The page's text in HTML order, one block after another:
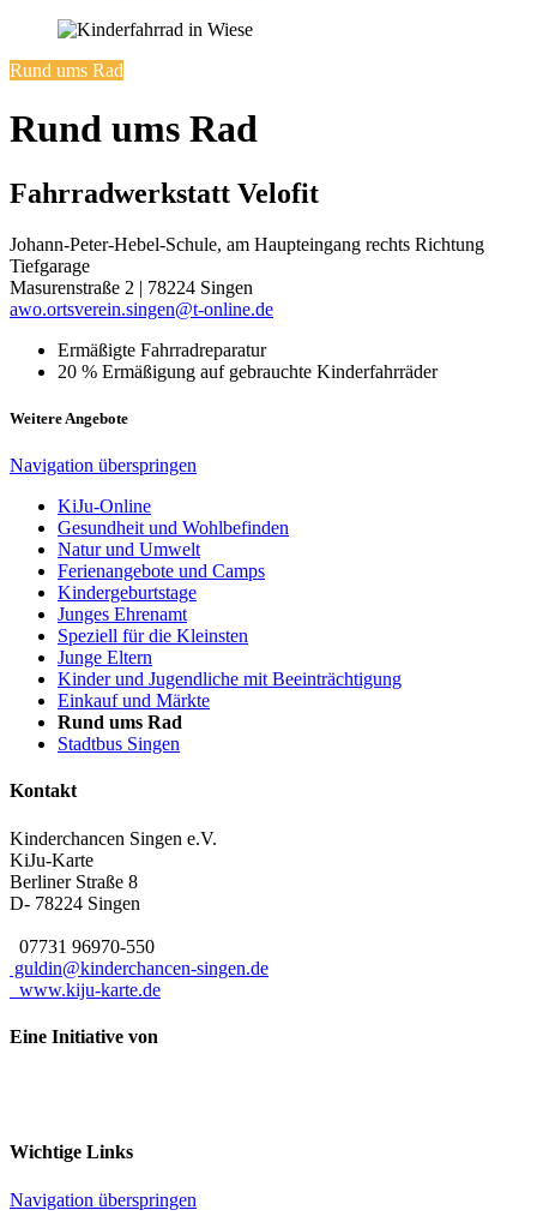
Rund ums Rad
Rund ums Rad
Fahrradwerkstatt Velofit
Johann-Peter-Hebel-Schule, am Haupteingang rechts Richtung
Tiefgarage
Masurenstraße 2 | 78224 Singen
awo.ortsverein.singen@t-online.de
Ermäßigte Fahrradreparatur
20 % Ermäßigung auf gebrauchte Kinderfahrräder
Weitere Angebote
Navigation überspringen
KiJu-Online
Gesundheit und Wohlbefinden
Natur und Umwelt
Ferienangebote und Camps
Kindergeburtstage
Junges Ehrenamt
Speziell für die Kleinsten
Junge Eltern
Kinder und Jugendliche mit Beeinträchtigung
Einkauf und Märkte
Rund ums Rad
Stadtbus Singen
Kontakt
Kinderchancen Singen e.V.
KiJu-Karte
Berliner Straße 8
D- 78224 Singen
07731 96970-550
guldin@kinderchancen-singen.de
www.kiju-karte.de
Eine Initiative von
Wichtige Links
Navigation überspringen